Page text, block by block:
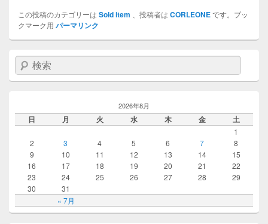
この投稿のカテゴリーは Sold item 、投稿者は CORLEONEです。ブッ
クマーク用 パーマリンク
検索
2026年8月
日 月 火 水 木 金 土
« 7月
1
2
3 4 5 6 7
8
9
10 11 12 13 14
15
16
17 18 19 20 21
22
23
24 25 26 27 28
29
30
31